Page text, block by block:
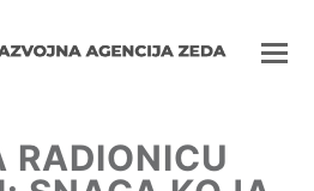
RADIONICU